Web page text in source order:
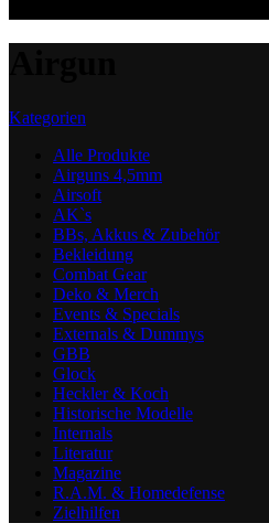
Kategorien
Alle Produkte
Airguns 4,5mm
Airsoft
AK`s
BBs, Akkus & Zubehör
Bekleidung
Combat Gear
Deko & Merch
Events & Specials
Externals & Dummys
GBB
Glock
Heckler & Koch
Historische Modelle
Internals
Literatur
Magazine
R.A.M. & Homedefense
Zielhilfen